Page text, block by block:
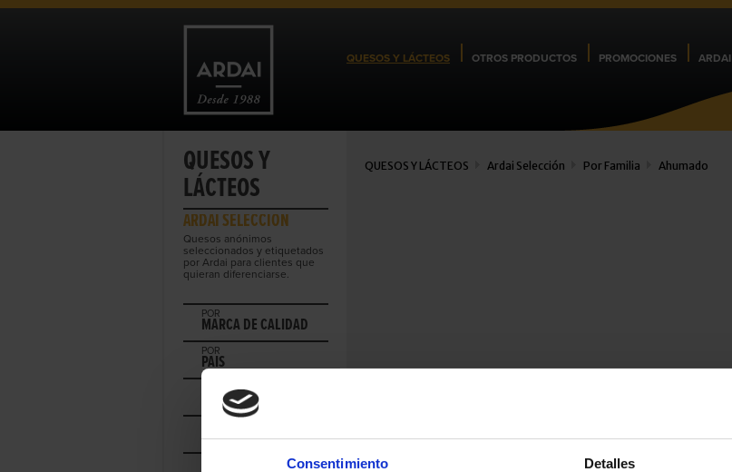
Consentimiento Detalles
QUESOS Y LÁCTEOS OTROS PRODUCTOS PROMOCIONES ARDAI
QUESOS Y
LÁCTEOS
ARDAI SELECCIÓN
Quesos anónimos
seleccionados y etiquetados
por Ardai para clientes que
quieran diferenciarse.
POR
MARCA DE CALIDAD
POR
PAIS
REGIÓN
LECHE
QUESOS Y LÁCTEOS Ardai Selección Por Familia Ahumado